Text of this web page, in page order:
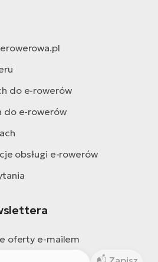
do e-rowerów
do e-rowerów
obsługi e-rowerów
oferty e-mailem